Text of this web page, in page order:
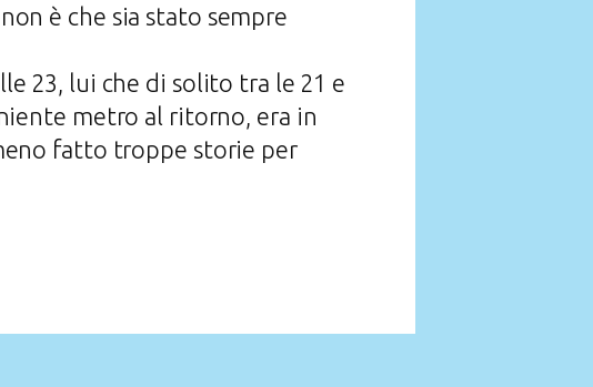
è che sia stato sempre
23, lui che di solito tra le 21 e
metro al ritorno, era in
fatto troppe storie per